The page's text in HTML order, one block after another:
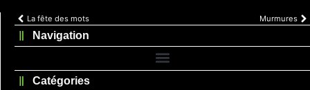
La fête des mots Murmures
Navigation
Catégories